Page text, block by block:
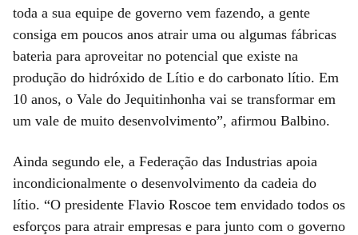
toda a sua equipe de governo vem fazendo, a gente
consiga em poucos anos atrair uma ou algumas fábricas
bateria para aproveitar no potencial que existe na
produção do hidróxido de Lítio e do carbonato lítio. Em
10 anos, o Vale do Jequitinhonha vai se transformar em
um vale de muito desenvolvimento”, afirmou Balbino.
Ainda segundo ele, a Federação das Industrias apoia
incondicionalmente o desenvolvimento da cadeia do
lítio. “O presidente Flavio Roscoe tem envidado todos os
esforços para atrair empresas e para junto com o governo